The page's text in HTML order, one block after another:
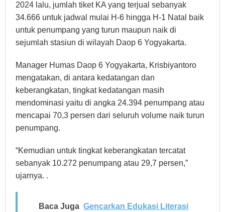
2024 lalu, jumlah tiket KA yang terjual sebanyak
34.666 untuk jadwal mulai H-6 hingga H-1 Natal baik
untuk penumpang yang turun maupun naik di
sejumlah stasiun di wilayah Daop 6 Yogyakarta.
Manager Humas Daop 6 Yogyakarta, Krisbiyantoro
mengatakan, di antara kedatangan dan
keberangkatan, tingkat kedatangan masih
mendominasi yaitu di angka 24.394 penumpang atau
mencapai 70,3 persen dari seluruh volume naik turun
penumpang.
“Kemudian untuk tingkat keberangkatan tercatat
sebanyak 10.272 penumpang atau 29,7 persen,”
ujarnya. .
Baca Juga Gencarkan Edukasi Literasi